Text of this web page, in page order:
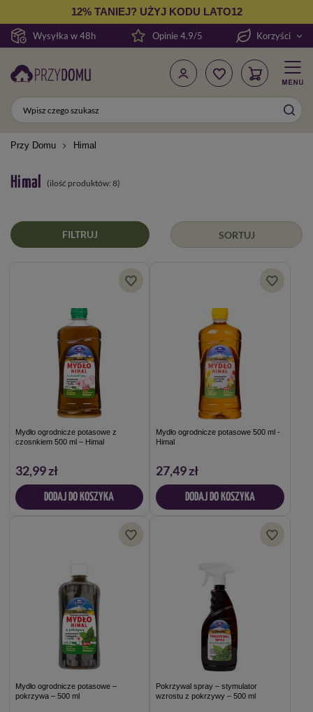
Wysyłka w 48h
12% TANIEJ? UŻYJ KODU LATO12
Opinie 4.9/5 Korzyści
Przy Domu Himal
Himal (ilość produktów: 8)
SORTUJ
FILTRUJ
Mydło ogrodnicze potasowe z
czosnkiem 500 ml – Himal
32,99 zł
DODAJ DO KOSZYKA
Mydło ogrodnicze potasowe 500 ml -
Himal
27,49 zł
DODAJ DO KOSZYKA
Mydło ogrodnicze potasowe –
pokrzywa – 500 ml
Pokrzywal spray – stymulator
wzrostu z pokrzywy – 500 ml